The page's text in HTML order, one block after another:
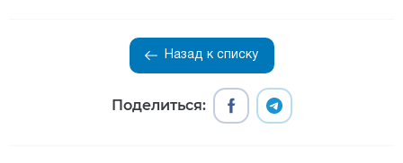
Назад к списку
Поделиться: